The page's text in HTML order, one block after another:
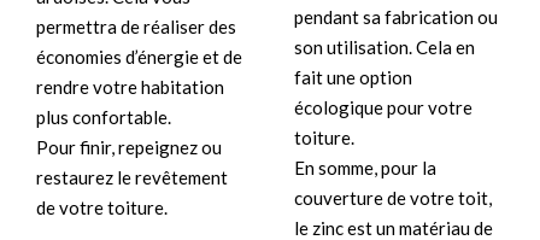
permettra de réaliser des
économies d’énergie et de
rendre votre habitation
plus confortable.
Pour finir, repeignez ou
restaurez le revêtement
de votre toiture.
pendant sa fabrication ou
son utilisation. Cela en
fait une option
écologique pour votre
toiture.
En somme, pour la
couverture de votre toit,
le zinc est un matériau de